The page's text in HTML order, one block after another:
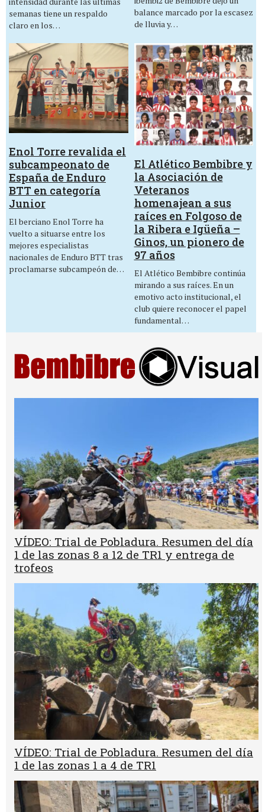
semanas tiene un respaldo
claro en los…
balance marcado por la escasez
de lluvia y…
Enol Torre revalida el
subcampeonato de
España de Enduro
BTT en categoría
Junior
El berciano Enol Torre ha
vuelto a situarse entre los
mejores especialistas
nacionales de Enduro BTT tras
proclamarse subcampeón de…
El Atlético Bembibre y
la Asociación de
Veteranos
homenajean a sus
raíces en Folgoso de
la Ribera e Igüeña –
Ginos, un pionero de
97 años
El Atlético Bembibre continúa
mirando a sus raíces. En un
emotivo acto institucional, el
club quiere reconocer el papel
fundamental…
VÍDEO: Trial de Pobladura. Resumen del día
1 de las zonas 8 a 12 de TR1 y entrega de
trofeos
VÍDEO: Trial de Pobladura. Resumen del día
1 de las zonas 1 a 4 de TR1